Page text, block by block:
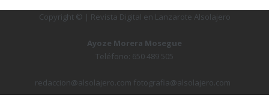
Copyright © | Revista Digital en Lanzarote Alsolajero
Ayoze Morera Mosegue
Teléfono: 650 489 505
redaccion@alsolajero.com fotografia@alsolajero.com